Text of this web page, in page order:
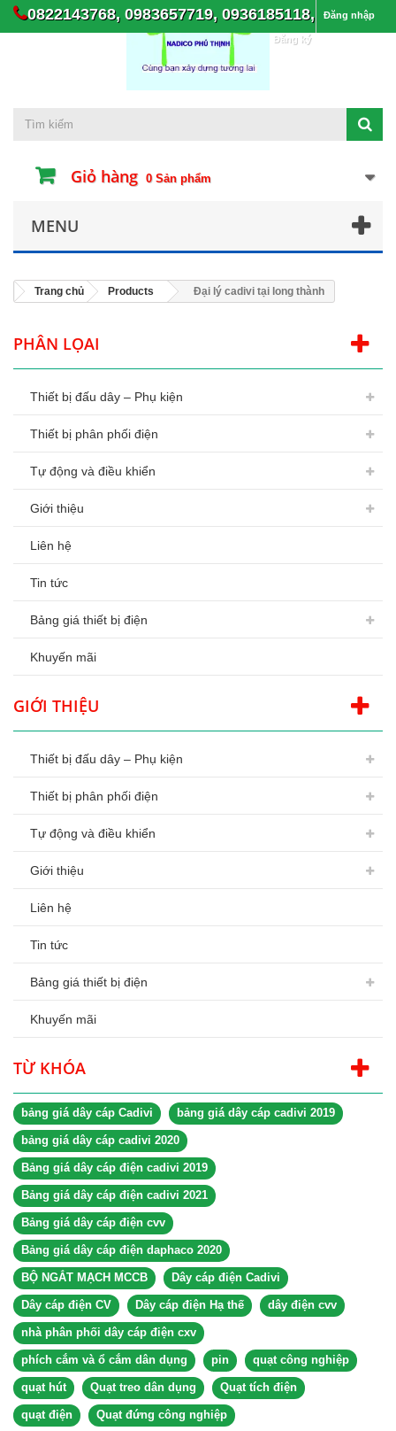
0822143768, 0983657719, 0936185118, Đăng nhập
Đăng ký
Giỏ hàng 0 Sản phẩm
MENU
Trang chủ Products Đại lý cadivi tại long thành
PHÂN LỌAI
Thiết bị đấu dây – Phụ kiện
Thiết bị phân phối điện
Tự động và điều khiển
Giới thiệu
Liên hệ
Tin tức
Bảng giá thiết bị điện
Khuyến mãi
GIỚI THIỆU
Thiết bị đấu dây – Phụ kiện
Thiết bị phân phối điện
Tự động và điều khiển
Giới thiệu
Liên hệ
Tin tức
Bảng giá thiết bị điện
Khuyến mãi
TỪ KHÓA
bảng giá dây cáp Cadivi bảng giá dây cáp cadivi 2019
bảng giá dây cáp cadivi 2020
Bảng giá dây cáp điện cadivi 2019
Bảng giá dây cáp điện cadivi 2021
Bảng giá dây cáp điện cvv
Bảng giá dây cáp điện daphaco 2020
BỘ NGẮT MẠCH MCCB Dây cáp điện Cadivi
Dây cáp điện CV Dây cáp điện Hạ thế dây điện cvv
nhà phân phối dây cáp điện cxv
phích cắm và ổ cắm dân dụng pin quạt công nghiệp
quạt hút Quạt treo dân dụng Quạt tích điện
quạt điện Quạt đứng công nghiệp